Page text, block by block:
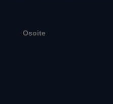
Osoite